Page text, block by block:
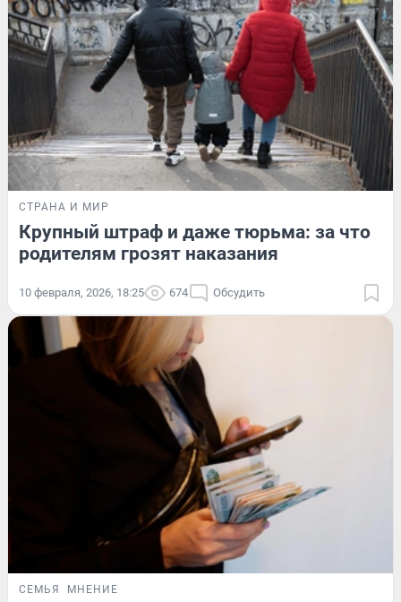
СТРАНА И МИР
Крупный штраф и даже тюрьма: за что
родителям грозят наказания
10 февраля, 2026, 18:25 674 Обсудить
СЕМЬЯ МНЕНИЕ